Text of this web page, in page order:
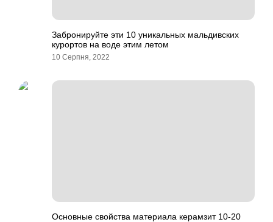
Забронируйте эти 10 уникальных мальдивских
курортов на воде этим летом
10 Серпня, 2022
Основные свойства материала керамзит 10-20